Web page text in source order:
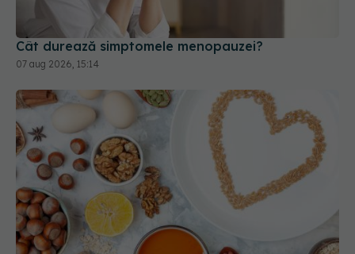
Cât durează simptomele menopauzei?
07 aug 2026, 15:14